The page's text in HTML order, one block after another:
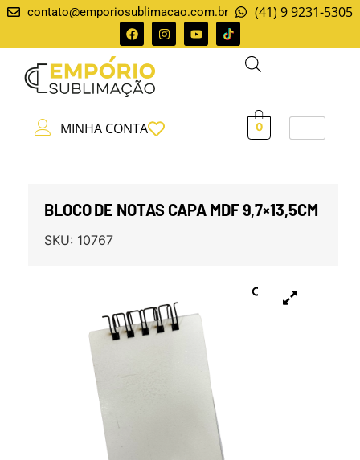
contato@emporiosublimacao.com.br (41) 9 9231-5305
MINHA CONTA 0
BLOCO DE NOTAS CAPA MDF 9,7×13,5CM
SKU: 10767